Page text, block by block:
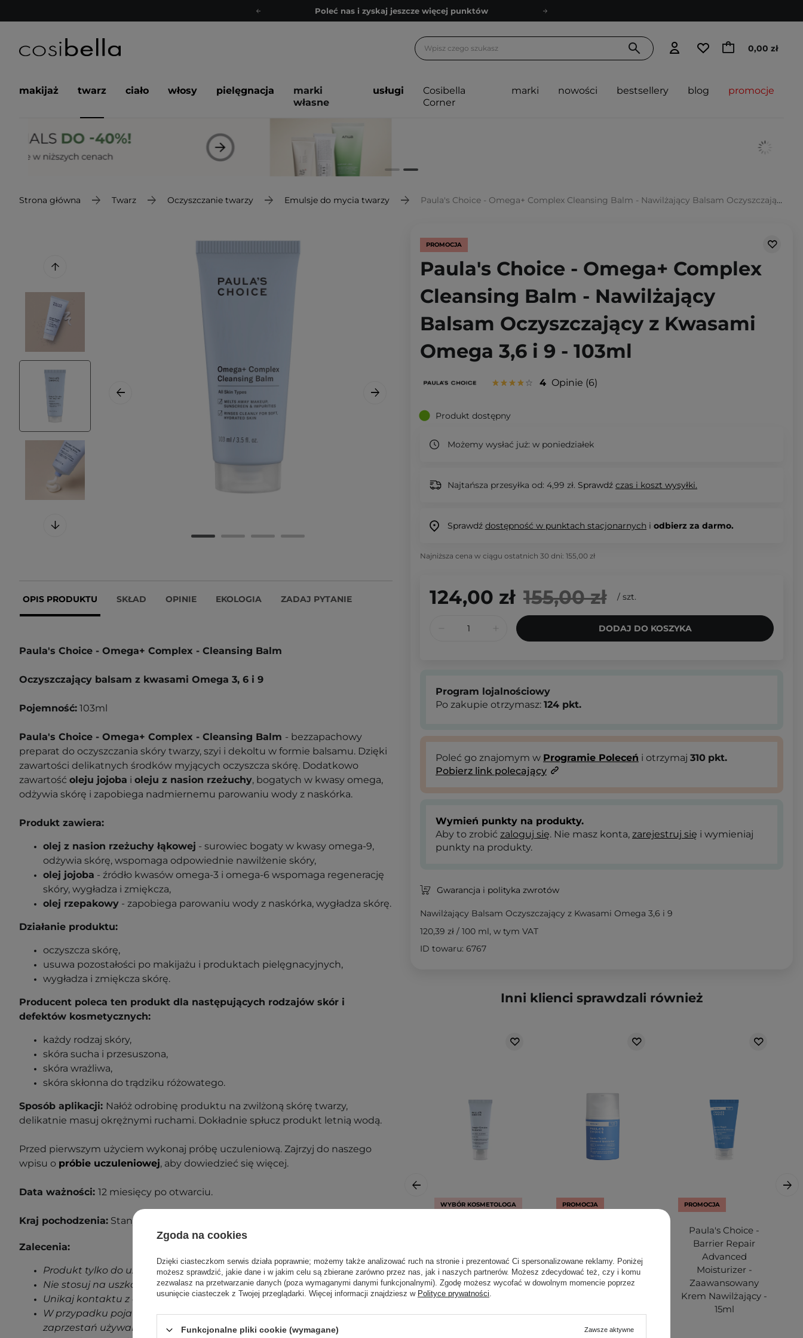
Poleć nas i zyskaj jeszcze więcej punktów
Bezpłatne konsultacje kosmetologiczne
Poleć nas i zyskaj jeszcze więcej punktów
0,00 zł
makijaż twarz ciało włosy pielęgnacja
marki
własne
usługi
Cosibella
Corner
marki nowości bestsellery blog promocje
Strona główna Twarz Oczyszczanie twarzy Emulsje do mycia twarzy Paula's Choice - Omega+ Complex Cleansing Balm - Nawilżający Balsam Oczyszczający z Kwasami Omega 3,6 i 9 - 103ml
OPIS PRODUKTU SKŁAD OPINIE EKOLOGIA ZADAJ PYTANIE
Paula's Choice - Omega+ Complex - Cleansing Balm
Oczyszczający balsam z kwasami Omega 3, 6 i 9
Pojemność: 103ml
Paula's Choice - Omega+ Complex - Cleansing Balm - bezzapachowy
preparat do oczyszczania skóry twarzy, szyi i dekoltu w formie balsamu. Dzięki
zawartości delikatnych środków myjących oczyszcza skórę. Dodatkowo
zawartość oleju jojoba i oleju z nasion rzeżuchy, bogatych w kwasy omega,
odżywia skórę i zapobiega nadmiernemu parowaniu wody z naskórka.
Produkt zawiera:
olej z nasion rzeżuchy łąkowej - surowiec bogaty w kwasy omega-9,
odżywia skórę, wspomaga odpowiednie nawilżenie skóry,
olej jojoba - źródło kwasów omega-3 i omega-6 wspomaga regenerację
skóry, wygładza i zmiękcza,
olej rzepakowy - zapobiega parowaniu wody z naskórka, wygładza skórę.
Działanie produktu:
oczyszcza skórę,
usuwa pozostałości po makijażu i produktach pielęgnacyjnych,
wygładza i zmiękcza skórę.
Producent poleca ten produkt dla następujących rodzajów skór i
defektów kosmetycznych:
każdy rodzaj skóry,
skóra sucha i przesuszona,
skóra wrażliwa,
skóra skłonna do trądziku różowatego.
Sposób aplikacji: Nałóż odrobinę produktu na zwilżoną skórę twarzy,
delikatnie masuj okrężnymi ruchami. Dokładnie spłucz produkt letnią wodą.
Przed pierwszym użyciem wykonaj próbę uczuleniową. Zajrzyj do naszego
wpisu o próbie uczuleniowej, aby dowiedzieć się więcej.
Data ważności: 12 miesięcy po otwarciu.
Kraj pochodzenia: Stany Zjednoczone.
Zalecenia:
Produkt tylko do użytku zewnętrznego.
Nie stosuj na uszkodzoną skórę.
Unikaj kontaktu z oczami.
W przypadku pojawienia się jakichkolwiek oznak podrażnienia,
zaprzestań używania produktu.
PROMOCJA
Paula's Choice - Omega+ Complex
Cleansing Balm - Nawilżający
Balsam Oczyszczający z Kwasami
Omega 3,6 i 9 - 103ml
4 Opinie 6
Produkt dostępny
Możemy wysłać już: w poniedziałek
Najtańsza przesyłka od: 4,99 zł. Sprawdź czas i koszt wysyłki.
Sprawdź dostępność w punktach stacjonarnych i odbierz za darmo.
Najniższa cena w ciągu ostatnich 30 dni: 155,00 zł
124,00 zł 155,00 zł / szt.
DODAJ DO KOSZYKA
Program lojalnościowy
Po zakupie otrzymasz: 124 pkt.
Poleć go znajomym w Programie Poleceń i otrzymaj 310 pkt.
Pobierz link polecający
Wymień punkty na produkty.
Aby to zrobić zaloguj się. Nie masz konta, zarejestruj się i wymieniaj
punkty na produkty.
Gwarancja i polityka zwrotów
Nawilżający Balsam Oczyszczający z Kwasami Omega 3,6 i 9
120,39 zł / 100 ml, w tym VAT
ID towaru: 6767
Inni klienci sprawdzali również
WYBÓR KOSMETOLOGA
Moisturizer - Krem
Odżywczy z
Kompleksem
Kwasów Omega-
PROMOCJA
Advanced
Moisturizer -
Zaawansowany
PROMOCJA
Paula's Choice -
Barrier Repair
Advanced
Moisturizer -
Zaawansowany
Krem Nawilżający -
15ml
Zgoda na cookies
Dzięki ciasteczkom serwis działa poprawnie; możemy także analizować ruch na stronie i prezentować Ci spersonalizowane reklamy. Poniżej
możesz sprawdzić, jakie dane i w jakim celu są zbierane zarówno przez nas, jak i naszych partnerów. Możesz zdecydować też, czy i komu
zezwalasz na przetwarzanie danych (poza wymaganymi danymi funkcjonalnymi). Zgodę możesz wycofać w dowolnym momencie poprzez
usunięcie ciasteczek z Twojej przeglądarki. Więcej informacji znajdziesz w Polityce prywatności.
Funkcjonalne pliki cookie (wymagane) Zawsze aktywne